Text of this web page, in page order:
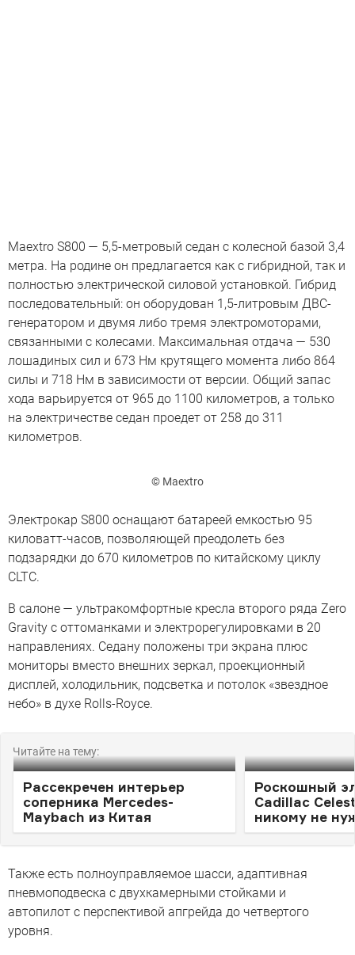
Maextro S800 — 5,5-метровый седан с колесной базой 3,4
метра. На родине он предлагается как с гибридной, так и
полностью электрической силовой установкой. Гибрид
последовательный: он оборудован 1,5-литровым ДВС-
генератором и двумя либо тремя электромоторами,
связанными с колесами. Максимальная отдача — 530
лошадиных сил и 673 Нм крутящего момента либо 864
силы и 718 Нм в зависимости от версии. Общий запас
хода варьируется от 965 до 1100 километров, а только
на электричестве седан проедет от 258 до 311
километров.
© Maextro
Электрокар S800 оснащают батареей емкостью 95
киловатт-часов, позволяющей преодолеть без
подзарядки до 670 километров по китайскому циклу
CLTC.
В салоне — ультракомфортные кресла второго ряда Zero
Gravity с оттоманками и электрорегулировками в 20
направлениях. Седану положены три экрана плюс
мониторы вместо внешних зеркал, проекционный
дисплей, холодильник, подсветка и потолок «звездное
небо» в духе Rolls-Royce.
Читайте на тему:
Рассекречен интерьер
соперника Mercedes-
Maybach из Китая
Роскошный
Cadillac
никому не
Также есть полноуправляемое шасси, адаптивная
пневмоподвеска с двухкамерными стойками и
автопилот с перспективой апгрейда до четвертого
уровня.